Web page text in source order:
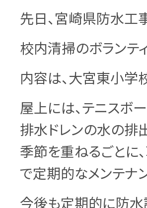
先日、宮崎県防水
校内清掃のボランテ
内容は、大宮東小学
屋上には、テニスボ
排水ドレンの水の排
季節を重ねるごとに
で定期的なメンテナ
今後も定期的に防水